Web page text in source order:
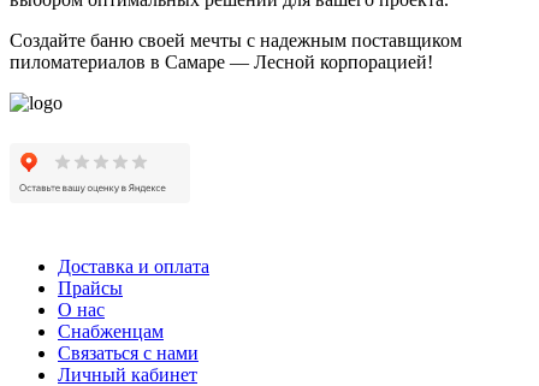
Создайте баню своей мечты с надежным поставщиком
пиломатериалов в Самаре — Лесной корпорацией!
Доставка и оплата
Прайсы
О нас
Снабженцам
Связаться с нами
Личный кабинет